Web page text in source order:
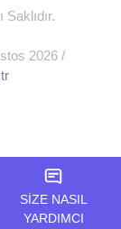
2026 /
SİZE NASIL
YARDIMCI